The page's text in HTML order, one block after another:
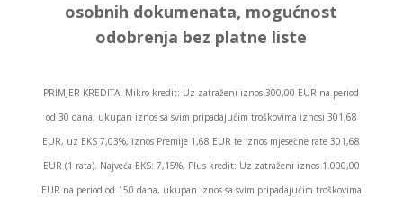
osobnih dokumenata, mogućnost
odobrenja bez platne liste
PRIMJER KREDITA: Mikro kredit: Uz zatraženi iznos 300,00 EUR na period
od 30 dana, ukupan iznos sa svim pripadajućim troškovima iznosi 301,68
EUR, uz EKS 7,03%, iznos Premije 1,68 EUR te iznos mjesečne rate 301,68
EUR (1 rata). Najveća EKS: 7,15%, Plus kredit: Uz zatraženi iznos 1.000,00
EUR na period od 150 dana, ukupan iznos sa svim pripadajućim troškovima